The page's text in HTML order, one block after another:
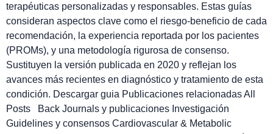
terapéuticas personalizadas y responsables. Estas guías
consideran aspectos clave como el riesgo-beneficio de cada
recomendación, la experiencia reportada por los pacientes
(PROMs), y una metodología rigurosa de consenso.
Sustituyen la versión publicada en 2020 y reflejan los
avances más recientes en diagnóstico y tratamiento de esta
condición. Descargar guia Publicaciones relacionadas All
Posts Back Journals y publicaciones Investigación
Guidelines y consensos Cardiovascular & Metabolic